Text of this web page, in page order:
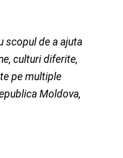
scopul de a ajuta
culturi diferite,
pe multiple
Moldova,